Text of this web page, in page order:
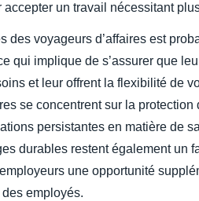
un travail nécessitant
des voyageurs d’affaires est
qui implique de s’assurer que
et leur offrent la flexibilité de
se concentrent sur la
persistantes en matière de
durables restent également un
une opportunité
employés.